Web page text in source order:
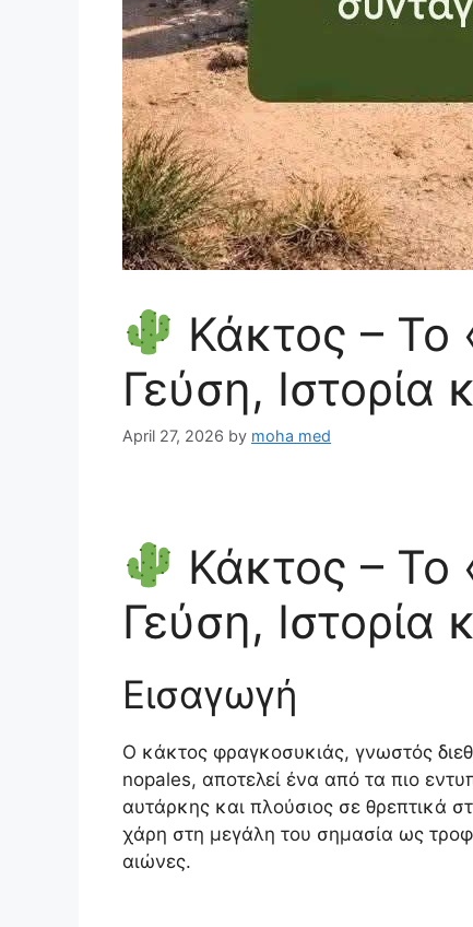
Κάκτος –
Γεύση, Ιστορία
April 27, 2026 by moha med
Κάκτος –
Γεύση, Ιστορία
Εισαγωγή
Ο κάκτος φραγκοσυκιάς, γνωστός
nopales, αποτελεί ένα από τα πιο
αυτάρκης και πλούσιος σε θρεπτικά
χάρη στη μεγάλη του σημασία ως
αιώνες.